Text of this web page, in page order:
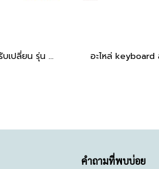
อะไหล่ keyboard สำหรับเปลี่ยน รุ่น ELITEBOOK 820 G3 820 G4, 725 G3,725 G4 BACKLIT มีไฟ มีปุ่มเมาส์
คำถามที่พบบ่อย